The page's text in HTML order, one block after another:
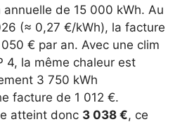
de 15 000 kWh. Au
(≈ 0,27 €/kWh), la facture
050 € par an. Avec une clim
4, la même chaleur est
3 750 kWh
facture de 1 012 €.
atteint donc 3 038 €, ce